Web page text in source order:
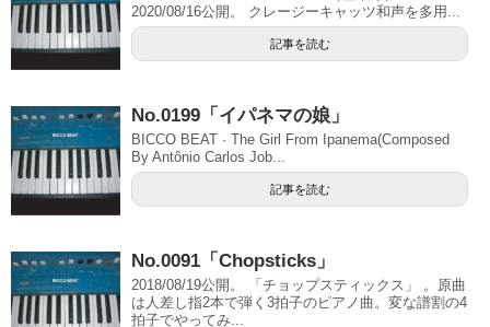
2020/08/16公開。 クレージーキャッツ和声を多用...
記事を読む
No.0199「イパネマの娘」
BICCO BEAT · The Girl From Ipanema(Composed
By Antônio Carlos Job...
記事を読む
No.0091「Chopsticks」
2018/08/19公開。 「チョップスティックス」 。原曲
は人差し指2本で弾く3拍子のピアノ曲。変な譜割の4
拍子でやってみ...